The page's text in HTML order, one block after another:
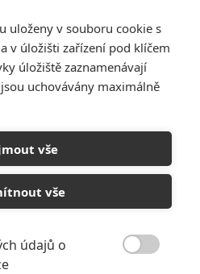
herní legendy je tady |
uloženy v souboru cookie s
v úložišti zařízení pod klíčem
úložiště zaznamenávají
uchovávány maximálně
vše
vše
údajů o